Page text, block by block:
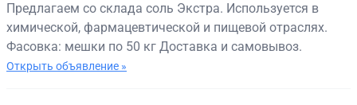
Предлагаем со склада соль Экстра. Используется в
химической, фармацевтической и пищевой отраслях.
Фасовка: мешки по 50 кг Доставка и самовывоз.
Открыть объявление »